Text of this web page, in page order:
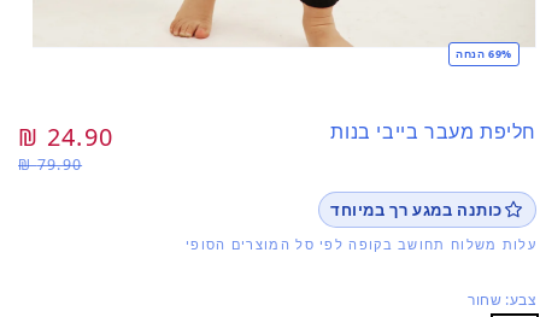
69% הנחה
חליפת מעבר בייבי בנות
מחיר
רגיל79.90 ₪
24.90 ₪
כותנה במגע רך במיוחד
עלות משלוח תחושב בקופה לפי סל המוצרים הסופי
צבע: שחור